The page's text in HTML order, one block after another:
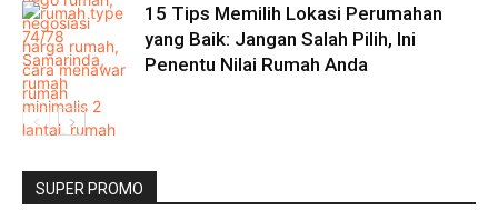
15 Tips Memilih Lokasi Perumahan
yang Baik: Jangan Salah Pilih, Ini
Penentu Nilai Rumah Anda
SUPER PROMO